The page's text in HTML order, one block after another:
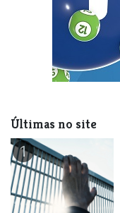
Últimas no site
1